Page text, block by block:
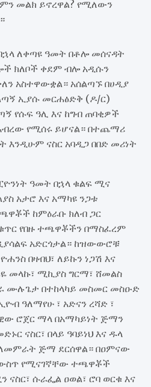
መልክ ይኖረዋል? የሚለውን
ለቀጣዩ ዓመት በቶሎ መሰናዳት
ክለቦች ቀደም ብሎ አዲሱን
አስተዋውቋል። አሰልጣኙ በሀዲያ
ኢያሱ መርሐፅድቅ (ዶ/ር)
የሱፍ ዓሊ እና ከግብ ጠባቂዎች
የሚሰሩ ይሆናል። በተጨማሪ
እንዲሁም ናስር አባዲጋ በበድ መሪነት
ዓመት በኋላ ቁልፍ ሚና
አታሮ እና አማካዩ ንጋቱ
ከምዕራቡ ክለብ ጋር
የበዙ ተጫዋቾችን በማስፈረም
አድርጎታል። ከዝውውሮቹ
በዛብህ፣ ለይኩን ነጋሽ እና
መላኩ፣ ሚኪያስ ግርማ፣ ሸመልስ
ሙሉጌታ በተከላካይ መስመር መስዑድ
ዓለማየሁ ፣ አድናን ረሻድ ፣
ሮጀር ማላ በአማካይነት ጅማን
ናስር፣ በላይ ዓባይነህ እና ዱላ
ጅማ ደርሰዋል። በዐምናው
የሚናገኛቸው ተጫዋቾች
ሱራፌል ዐወል፣ ሮባ ወርቁ እና